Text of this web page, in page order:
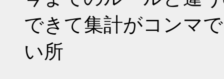
できて集計がコンマ
い所